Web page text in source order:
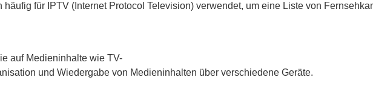
für IPTV (Internet Protocol Television) verwendet, um eine Liste von
auf Medieninhalte wie TV-
und Wiedergabe von Medieninhalten über verschiedene Geräte.